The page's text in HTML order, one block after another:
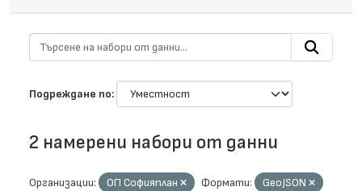
Подреждане по
2 намерени набори от данни
Организации: ОП Софияплан Формати:
GeoJSON